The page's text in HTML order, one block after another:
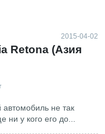
2015-04-02
Retona (Азия
автомобиль не так
у кого его до...